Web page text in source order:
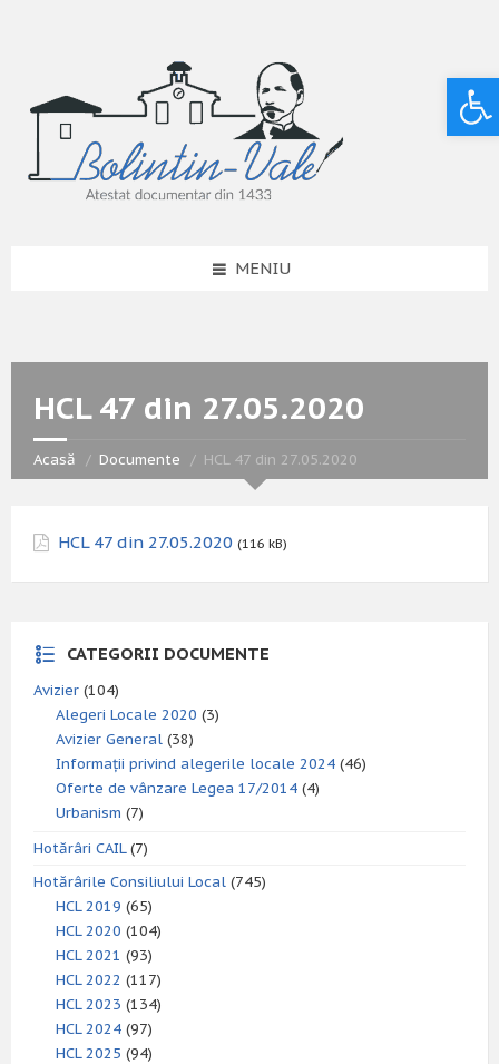
MENIU
HCL 47 din 27.05.2020
Acasă Documente HCL 47 din 27.05.2020
HCL 47 din 27.05.2020 (116 kB)
CATEGORII DOCUMENTE
Avizier (104)
Alegeri Locale 2020 (3)
Avizier General (38)
Informații privind alegerile locale 2024 (46)
Oferte de vânzare Legea 17/2014 (4)
Urbanism (7)
Hotărâri CAIL(7)
Hotărârile Consiliului Local (745)
HCL 2019 (65)
HCL 2020 (104)
HCL 2021 (93)
HCL 2022 (117)
HCL 2023 (134)
HCL 2024 (97)
HCL 2025 (94)
Deschide bara de unelte